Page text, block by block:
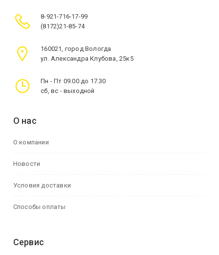
8-921-716-17-99
(8172)21-85-74
160021, город Вологда
ул. Александра Клубова, 25к5
Пн - Пт 09.00 до 17.30
сб, вс - выходной
О нас
О компании
Новости
Условия доставки
Способы оплаты
Сервис